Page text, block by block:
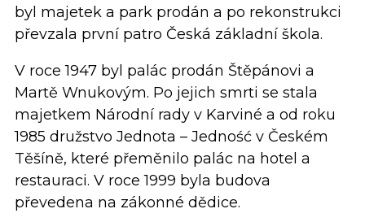
byl majetek a park prodán a po rekonstrukci
převzala první patro Česká základní škola.
V roce 1947 byl palác prodán Štěpánovi a
Martě Wnukovým. Po jejich smrti se stala
majetkem Národní rady v Karviné a od roku
1985 družstvo Jednota – Jedność v Českém
Těšíně, které přeměnilo palác na hotel a
restauraci. V roce 1999 byla budova
převedena na zákonné dědice.